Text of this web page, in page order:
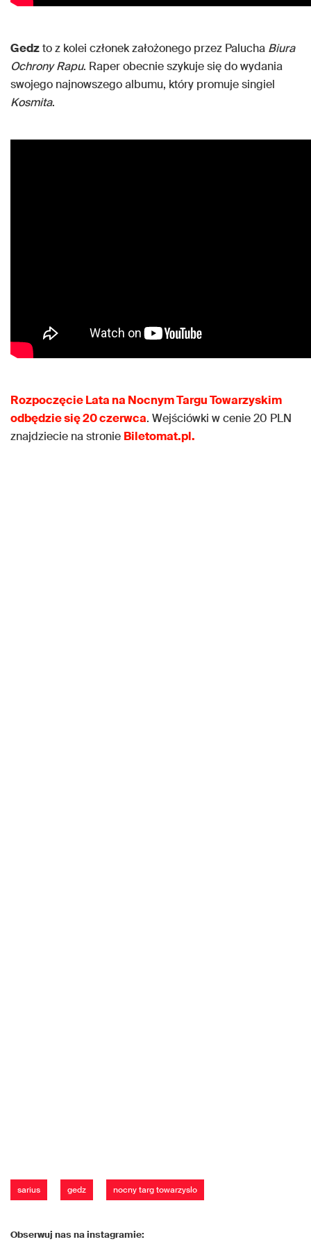
Gedzto z kolei członek założonego przez Palucha Biura
Ochrony Rapu. Raper obecnie szykuje się do wydania
swojego najnowszego albumu, który promuje singiel
Kosmita.
Rozpoczęcie Lata na Nocnym Targu Towarzyskim
odbędzie się 20 czerwca. Wejściówki w cenie 20 PLN
znajdziecie na stronie Biletomat.pl.
sarius gedz nocny targ towarzyslo
Obserwuj nas na instagramie: